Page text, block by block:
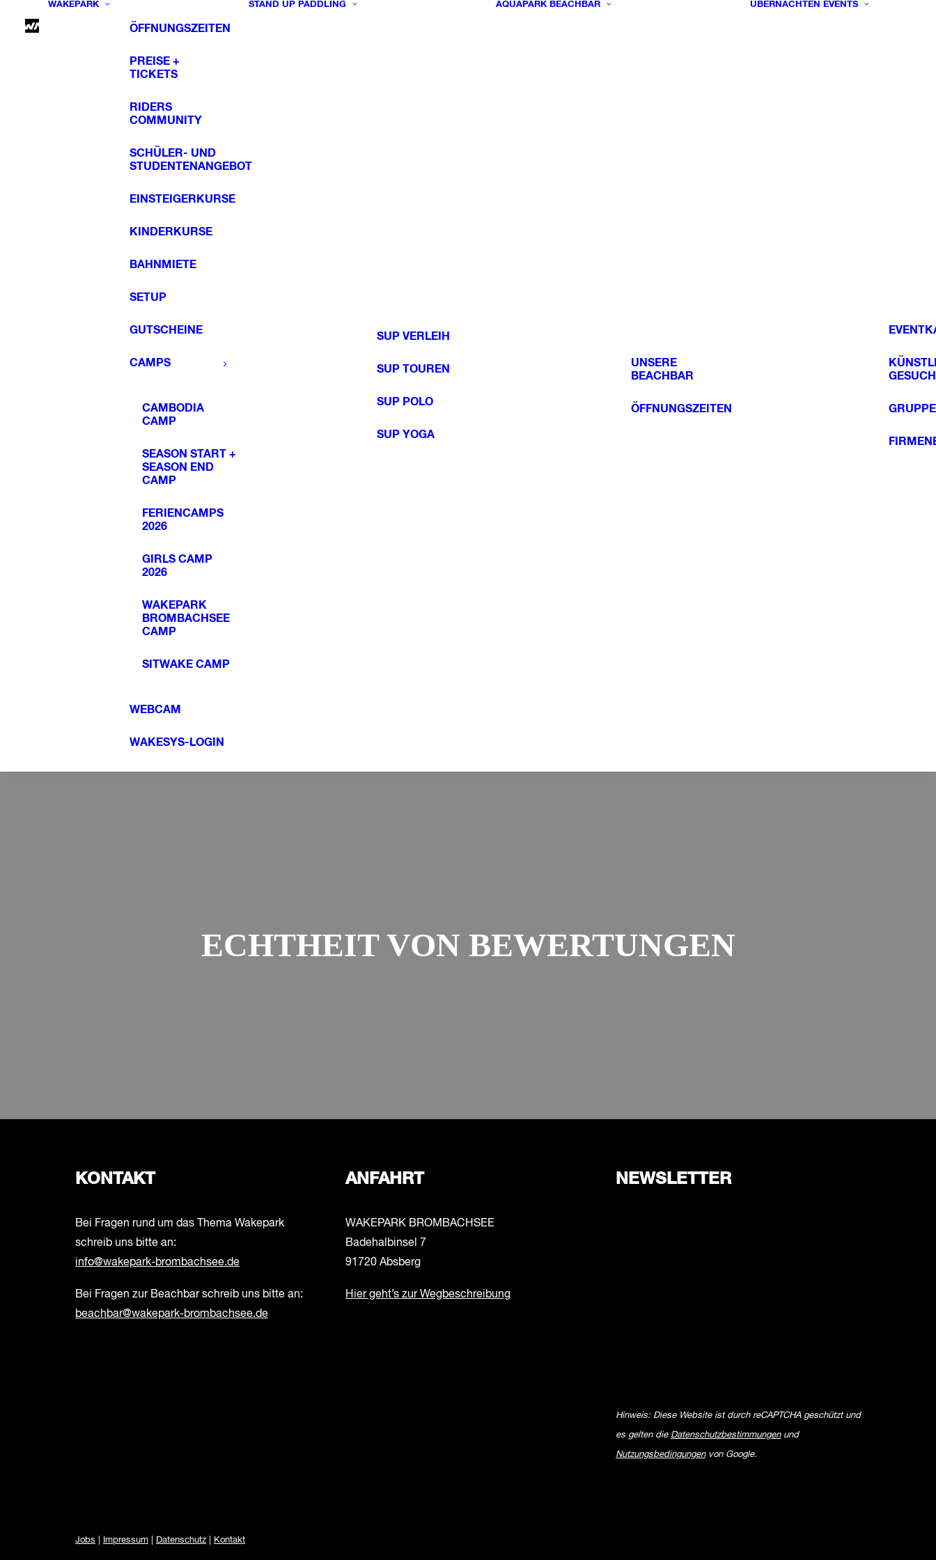
WAKEPARK
ÖFFNUNGSZEITEN
PREISE +
TICKETS
RIDERS
COMMUNITY
SCHÜLER- UND
STUDENTENANGEBOT
EINSTEIGERKURSE
KINDERKURSE
BAHNMIETE
SETUP
GUTSCHEINE
CAMPS
CAMBODIA
CAMP
SEASON START +
SEASON END
CAMP
FERIENCAMPS
2026
GIRLS CAMP
2026
WAKEPARK
BROMBACHSEE
CAMP
SITWAKE CAMP
WEBCAM
WAKESYS-LOGIN
STAND UP PADDLING
SUP VERLEIH
SUP TOUREN
SUP POLO
SUP YOGA
AQUAPARK BEACHBAR
UNSERE
BEACHBAR
ÖFFNUNGSZEITEN
ÜBERNACHTEN EVENTS
ECHTHEIT VON BEWERTUNGEN
KONTAKT
Bei Fragen rund um das Thema Wakepark
schreib uns bitte an:
info@wakepark-brombachsee.de
Bei Fragen zur Beachbar schreib uns bitte an:
beachbar@wakepark-brombachsee.de
ANFAHRT
WAKEPARK BROMBACHSEE
Badehalbinsel 7
91720 Absberg
Hier geht’s zur Wegbeschreibung
NEWSLETTER
Hinweis: Diese Website ist durch reCAPTCHA geschützt und
es gelten die Datenschutzbestimmungenund
Nutzungsbedingungenvon Google.
Jobs Impressum Datenschutz Kontakt